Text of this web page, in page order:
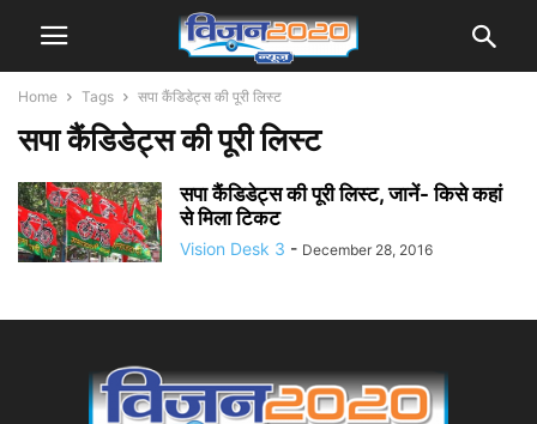
Home Tags सपा कैंडिडेट्स की पूरी लिस्ट
सपा कैंडिडेट्स की पूरी लिस्ट
सपा कैंडिडेट्स की पूरी लिस्ट, जानें- किसे कहां
से मिला टिकट
Vision Desk 3 - December 28, 2016